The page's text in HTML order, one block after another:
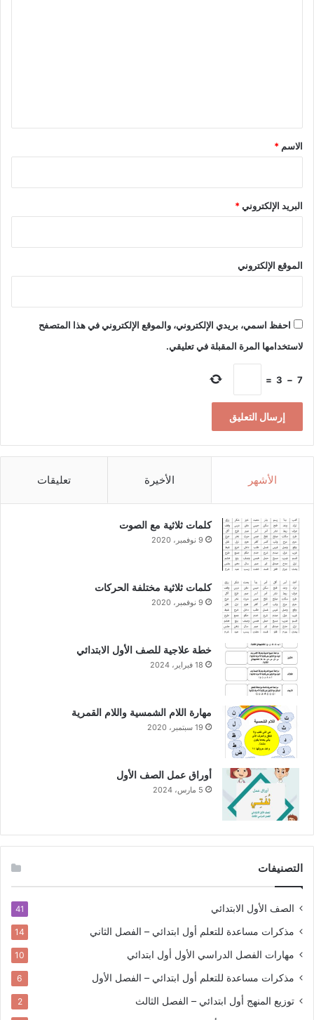
*
الاسم *
البريد الإلكتروني*
الموقع الإلكتروني
احفظ اسمي، بريدي الإلكتروني، والموقع الإلكتروني في هذا المتصفح
لاستخدامها المرة المقبلة في تعليقي.
7
−
3
=
الأشهر الأخيرة تعليقات
كلمات ثلاثية مع الصوت
9 نوفمبر، 2020
كلمات ثلاثية مختلفة الحركات
9 نوفمبر، 2020
خطة علاجية للصف الأول الابتدائي
18 فبراير، 2024
مهارة اللام الشمسية واللام القمرية
19 سبتمبر، 2020
أوراق عمل الصف الأول
5 مارس، 2024
التصنيفات
الصف الأول الابتدائي 41
مذكرات مساعدة للتعلم أول ابتدائي – الفصل الثاني 14
مهارات الفصل الدراسي الأول أول ابتدائي 10
مذكرات مساعدة للتعلم أول ابتدائي – الفصل الأول 6
توزيع المنهج أول ابتدائي – الفصل الثالث 2